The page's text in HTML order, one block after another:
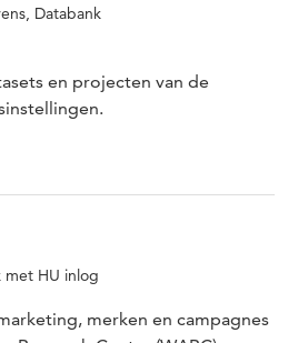
Databank
en projecten van de
met HU inlog
merken en campagnes